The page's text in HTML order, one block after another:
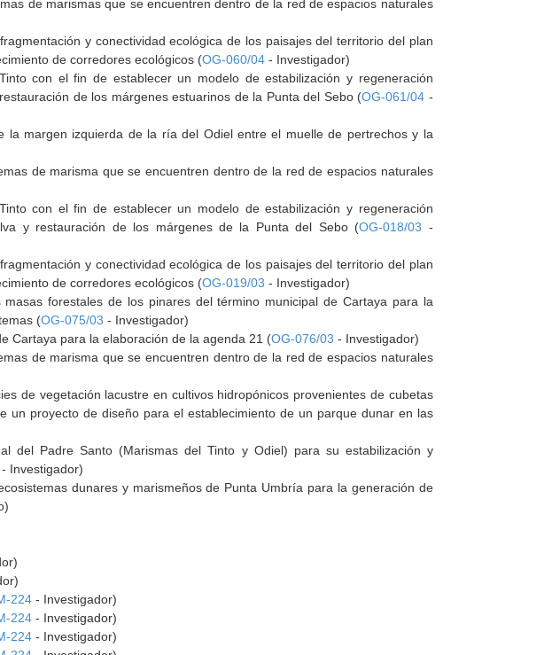
de marismas que se encuentren dentro de la red de espacios naturales
y conectividad ecológica de los paisajes del territorio del plan
de corredores ecológicos (OG-060/04 - Investigador)
con el fin de establecer un modelo de estabilización y regeneración
de los márgenes estuarinos de la Punta del Sebo (OG-061/04 -
la margen izquierda de la ría del Odiel entre el muelle de pertrechos y la
de marisma que se encuentren dentro de la red de espacios naturales
con el fin de establecer un modelo de estabilización y regeneración
y restauración de los márgenes de la Punta del Sebo (OG-018/03 -
y conectividad ecológica de los paisajes del territorio del plan
de corredores ecológicos (OG-019/03 - Investigador)
forestales de los pinares del término municipal de Cartaya para la
(OG-075/03 - Investigador)
Cartaya para la elaboración de la agenda 21 (OG-076/03 - Investigador)
de marisma que se encuentren dentro de la red de espacios naturales
de vegetación lacustre en cultivos hidropónicos provenientes de cubetas
proyecto de diseño para el establecimiento de un parque dunar en las
del Padre Santo (Marismas del Tinto y Odiel) para su estabilización y
- Investigador)
dunares y marismeños de Punta Umbría para la generación de
224 - Investigador)
224 - Investigador)
224 - Investigador)